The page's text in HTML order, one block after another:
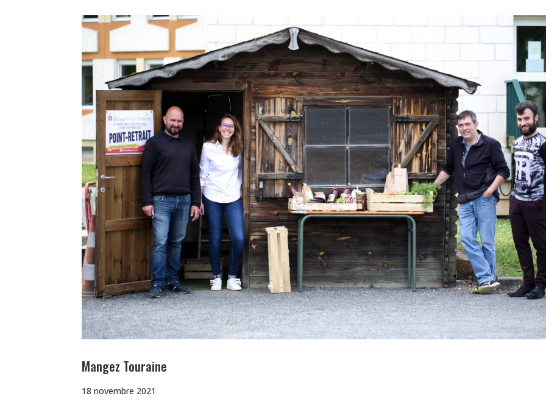
Mangez Touraine
18 novembre 2021